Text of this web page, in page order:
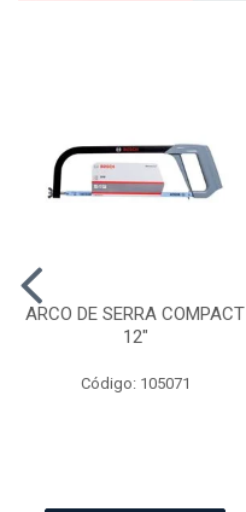
ARCO DE SERRA COMPACT
12"
Código: 105071